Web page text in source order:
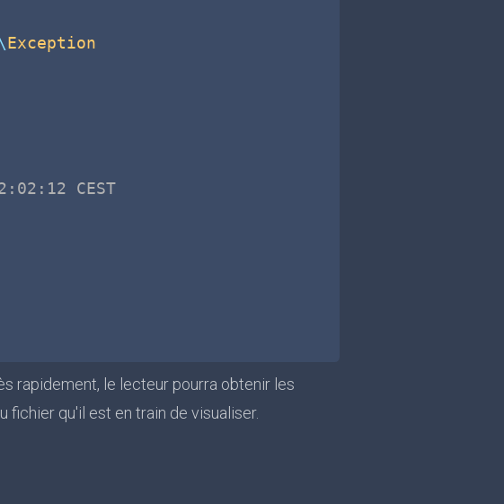
Exception
CEST
rapidement, le lecteur pourra obtenir les
fichier qu'il est en train de visualiser.